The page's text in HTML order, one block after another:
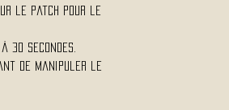
le patch pour le
30 secondes.
de manipuler le